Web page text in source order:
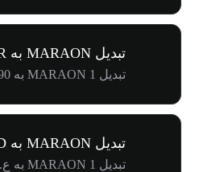
تبدیل MARAON به ZAR
تبدیل 1 MARAON به R180.90
تبدیل MARAON به IQD
تبدیل 1 MARAON به ع.د14.52K